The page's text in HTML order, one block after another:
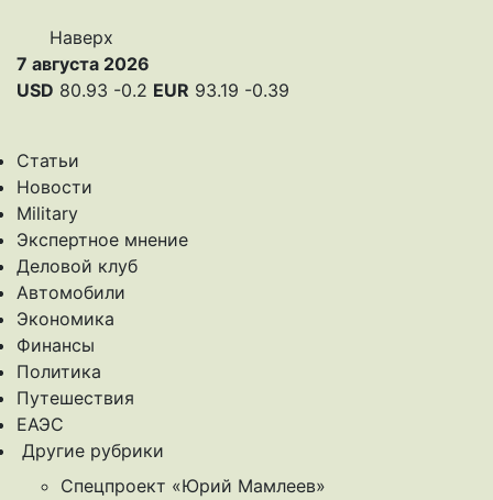
Наверх
7 августа 2026
USD 80.93 -0.2 EUR 93.19 -0.39
Статьи
Новости
Military
Экспертное мнение
Деловой клуб
Автомобили
Экономика
Финансы
Политика
Путешествия
ЕАЭС
Другие рубрики
Спецпроект «Юрий Мамлеев»